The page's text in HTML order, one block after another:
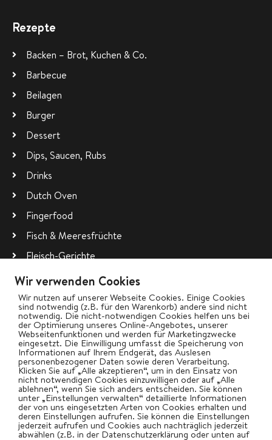
Rezepte
Backen – Brot, Kuchen & Co.
Barbecue
Beilagen
Burger
Dessert
Dips, Saucen, Rubs
Drinks
Dutch Oven
Fingerfood
Fisch & Meeresfrüchte
Fleisch-Gerichte
Pizza
Planke
Räuchern
Rotisserie (Drehspieß)
Salate
Vegetarisch
Wok
bigBBQ goes Social
Wir verwenden Cookies
Wir nutzen auf unserer Webseite Cookies. Einige Cookies
sind notwendig (z.B. für den Warenkorb) andere sind nicht
notwendig. Die nicht-notwendigen Cookies helfen uns bei
der Optimierung unseres Online-Angebotes, unserer
Webseitenfunktionen und werden für Marketingzwecke
eingesetzt. Die Einwilligung umfasst die Speicherung von
Informationen auf Ihrem Endgerät, das Auslesen
personenbezogener Daten sowie deren Verarbeitung.
Klicken Sie auf „Alle akzeptieren“, um in den Einsatz von
nicht notwendigen Cookies einzuwilligen oder auf „Alle
ablehnen“, wenn Sie sich anders entscheiden. Sie können
unter „Einstellungen verwalten“ detaillierte Informationen
der von uns eingesetzten Arten von Cookies erhalten und
deren Einstellungen aufrufen. Sie können die Einstellungen
jederzeit aufrufen und Cookies auch nachträglich jederzeit
abwählen (z.B. in der Datenschutzerklärung oder unten auf